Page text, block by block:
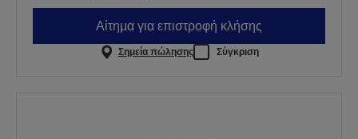
Αίτημα για επιστροφή κλήσης
Σημεία πώλησης Σύγκριση